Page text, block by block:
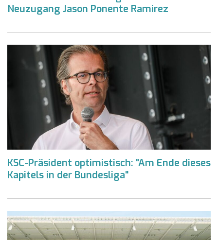
Neuzugang Jason Ponente Ramirez
KSC-Präsident optimistisch: "Am Ende dieses
Kapitels in der Bundesliga"